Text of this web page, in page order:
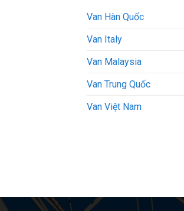
Van Hàn Quốc
Van Italy
Van Malaysia
Van Trung Quốc
Van Việt Nam